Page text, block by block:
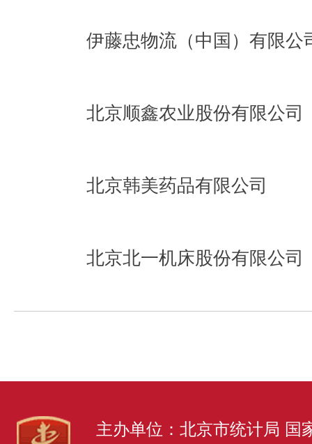
伊藤忠物流（中国）有限公
北京顺鑫农业股份有限公司
北京韩美药品有限公司
北京北一机床股份有限公司
主办单位：北京市统计局 国